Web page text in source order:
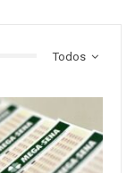
Todos